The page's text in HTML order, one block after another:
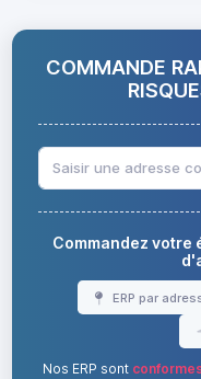
COMMANDE
Commandez votre
ERP par
Nos ERP sont